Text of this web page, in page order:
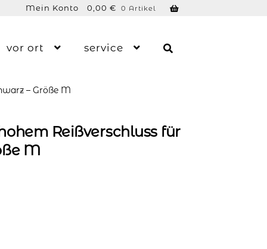
0,00 € 0 Artikel
Mein Konto
vor ort service
– Größe M
Reißverschluss für
M